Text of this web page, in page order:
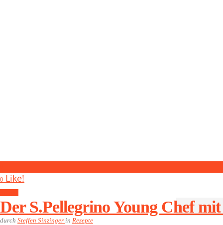
0 Like!
Der S.Pellegrino Young Chef
durch Steffen Sinzinger in Rezepte